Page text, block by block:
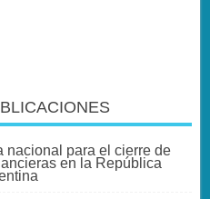
nacional para el cierre de
en la República